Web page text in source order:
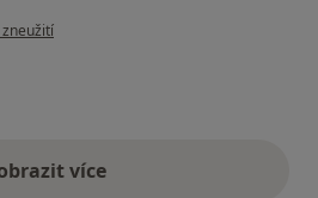
uživatele Váš účet byl odstraněn
více
výše uvedené názory